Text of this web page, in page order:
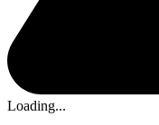
Loading...